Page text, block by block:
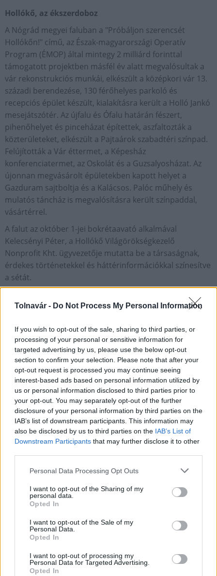
Tolnavár - Do Not Process My Personal Information
If you wish to opt-out of the sale, sharing to third parties, or
processing of your personal or sensitive information for
targeted advertising by us, please use the below opt-out
section to confirm your selection. Please note that after your
opt-out request is processed you may continue seeing
interest-based ads based on personal information utilized by
us or personal information disclosed to third parties prior to
your opt-out. You may separately opt-out of the further
disclosure of your personal information by third parties on the
IAB’s list of downstream participants. This information may
also be disclosed by us to third parties on the IAB’s List of
Downstream Participants that may further disclose it to other
Please note that this website/app uses one or more Google
not limited to your visit or usage behaviour. You may click to
grant or deny consent to Google and its third-party tags to
use your data for below specified purposes in below Google
consent section.
Personal Data Processing Opt Outs
I want to opt-out of the Sharing of my
personal data.
Opted In
I want to opt-out of the Sale of my
Personal Data.
Opted In
I want to opt-out of processing my
Personal Data for Targeted Advertising.
Opted In
Hollókő, az ékszerdoboz
A Nógrád megyei faluban a "Próbáljon szerencsét
Hollókőn!" című, az Észak-magyarországi Operatív
Program (ÉMOP) által mintegy 2 milliárd forinttal
támogatott projektben másfél év alatt megvalósultak a
vár rekonstrukciós munkái, elkészült a középkori vár 13.
századi berendezése, 130 férőhelyes parkoló és
recepciós épület készült, kialakításra került a Holló Jankó
mesejátszótér. Az újfalu és Ófalu határán fészert,
pihenőhelyet és pinceházat építettek, aszfaltozták a
közterületeket, elkészült a Pajtaárok szabadtéri színpad.
Felújították a Vár éttermet, a Képesház
konferenciatermet, az Oskolát és a Guzsalyosházat. Az
újonnan megvásárolt épületekben kapott helyet a
Gazduram sajtboltja és a Kalácsos. Palóc műhely és
mulatós táncház is megvalósításra került színpaddal,
vásártérrel.
A falut az október 1-jei bokrétaavató alkalmával
Kelecsényi Péter, a Hollókő Világörökségkezelő
Nonprofit Kht. ügyvezetője mutatta be a társaságnak,
érdekes történetekkel és háttérinformációkkal színesítve
a sétát.
Gazdaság hollókő hotel
AJÁNLJUK MÉG